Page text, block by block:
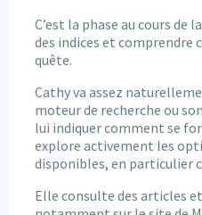
C’est la phase au cours
des indices et comprendre
quête.
Cathy va assez
moteur de recherche ou
lui indiquer comment se
explore activement les
disponibles, en particulier
Elle consulte des articles